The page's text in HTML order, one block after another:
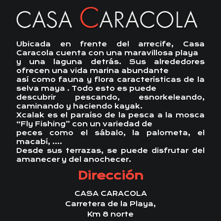
Ubicada en frente del arrecife, Casa
Caracola cuenta con una maravillosa playa
y una laguna detrás. Sus alrededores
ofrecen una vida marina abundante
así como fauna y flora características de la
selva maya . Todo esto es puede
descubrir pescando, esnorkeleando,
caminando y haciendo kayak.
Xcalak es el paraíso de la pesca a la mosca
“Fly Fishing” con un variedad de
peces como el sábalo, la palometa, el
macabí, ….
Desde sus terrazas, se puede disfrutar del
amanecer y del anochecer.
Dirección
CASA CARACOLA
Carretera de la Playa,
Km 8 norte